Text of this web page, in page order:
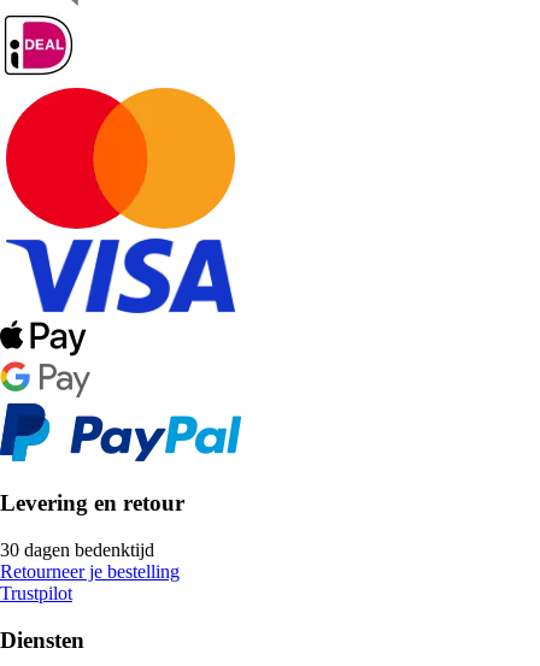
Levering en retour
30 dagen bedenktijd
Retourneer je bestelling
Trustpilot
Diensten